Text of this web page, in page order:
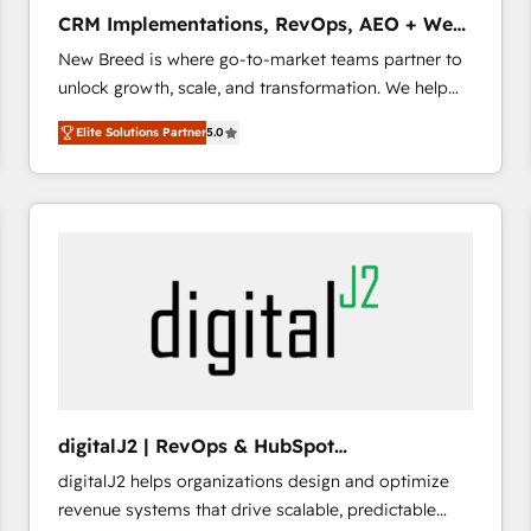
2️⃣ AIエージェント組織構築 営業・マーケティング業務
の一部をAIが自律実行する組織への移行を設計・実装。
Breeze・Claude等をHubSpotと連携させ、役割定義・
運用ルール・成果指標まで含めて設計します。 3️⃣ 全社
DX × AI推進のPMO伴走支援 複数部門をまたぐDX×AI変
革を、構想から実装・定着までPMOとして主導。「設
定の代行ではなく、設計の責任」を引き受け、部門横断
計・構築：リード獲得・CVR・SEOを前提にした情報設
計・導線設計・テンプレート設計をContent Hubで一体
提供。 ▸ 既存CRM・MAからの移行支援：Salesforce・
Marketo・Pardot等からの移行、カスタム設計、履歴
データ移行と活用設計まで。 ▸ AEO対応：ChatGPT・
ンツとサイト構造を最適化。 🏆 なぜ100incを選ぶの
か？ ✓ HubSpot Eliteパートナー認定 ✓ HubSpotアワ
ード受賞・HUGリーダー ✓ ISO27001:2022 /
ISO9001:2015 取得 ✓ 400社以上の導入実績 ✓
CRM Implementations, RevOps, AEO + Web,
Demand Gen
New Breed is where go-to-market teams partner to
unlock growth, scale, and transformation. We help
companies activate HubSpot’s AI-powered
customer platform and operationalize HubSpot’s
Loop Marketing framework through expert-led
services, smart agents, and purpose-built apps,
buyer journey for clean data, scalability, & reporting.
🎯Demand Gen & ABM: Drive pipeline with inbound,
ABM, AEO, SEO, & paid media that fuel growth. 👩‍💻
Web Design: Build high-performing websites with
configure HubSpot AI, & maximize AEO with tailored
AI services. 🧩Integrations: Extend HubSpot with
custom integrations, hosting, & maintenance. As
Elite Solutions Partner5.0
digitalJ2 | RevOps & HubSpot
Implementations
digitalJ2 helps organizations design and optimize
revenue systems that drive scalable, predictable